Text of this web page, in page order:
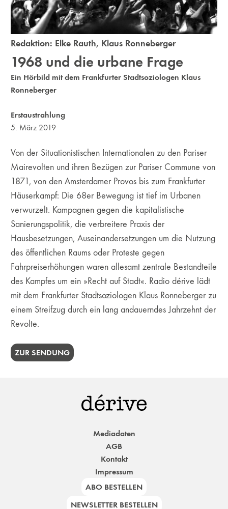
Redaktion: Elke Rauth, Klaus Ronneberger
1968 und die urbane Frage
Ein Hörbild mit dem Frankfurter Stadtsoziologen Klaus
Ronneberger
Erstaustrahlung
5. März 2019
Von der Situationistischen Internationalen zu den Pariser
Mairevolten und ihren Bezügen zur Pariser Commune von
1871, von den Amsterdamer Provos bis zum Frankfurter
Häuserkampf: Die 68er Bewegung ist tief im Urbanen
verwurzelt. Kampagnen gegen die kapitalistische
Sanierungspolitik, die verbreitere Praxis der
Hausbesetzungen, Auseinandersetzungen um die Nutzung
des öffentlichen Raums oder Proteste gegen
Fahrpreiserhöhungen waren allesamt zentrale Bestandteile
des Kampfes um ein »Recht auf Stadt«. Radio dérive lädt
mit dem Frankfurter Stadtsoziologen Klaus Ronneberger zu
einem Streifzug durch ein lang andauerndes Jahrzehnt der
Revolte.
ZUR SENDUNG
Mediadaten
AGB
Kontakt
Impressum
ABO BESTELLEN
NEWSLETTER BESTELLEN